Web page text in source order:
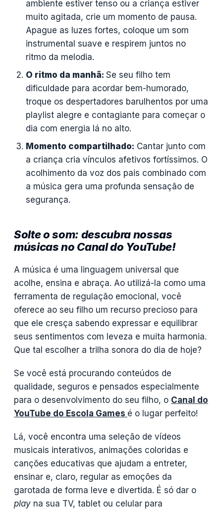
ambiente estiver tenso ou a criança estiver
muito agitada, crie um momento de pausa.
Apague as luzes fortes, coloque um som
instrumental suave e respirem juntos no
ritmo da melodia.
O ritmo da manhã: Se seu filho tem
dificuldade para acordar bem-humorado,
troque os despertadores barulhentos por uma
playlist alegre e contagiante para começar o
dia com energia lá no alto.
Momento compartilhado: Cantar junto com
a criança cria vínculos afetivos fortíssimos. O
acolhimento da voz dos pais combinado com
a música gera uma profunda sensação de
segurança.
Solte o som: descubra nossas
músicas no Canal do YouTube!
A música é uma linguagem universal que
acolhe, ensina e abraça. Ao utilizá-la como uma
ferramenta de regulação emocional, você
oferece ao seu filho um recurso precioso para
que ele cresça sabendo expressar e equilibrar
seus sentimentos com leveza e muita harmonia.
Que tal escolher a trilha sonora do dia de hoje?
Se você está procurando conteúdos de
qualidade, seguros e pensados especialmente
para o desenvolvimento do seu filho, o Canal do
YouTube do Escola Games é o lugar perfeito!
Lá, você encontra uma seleção de vídeos
musicais interativos, animações coloridas e
canções educativas que ajudam a entreter,
ensinar e, claro, regular as emoções da
garotada de forma leve e divertida. É só dar o
play na sua TV, tablet ou celular para